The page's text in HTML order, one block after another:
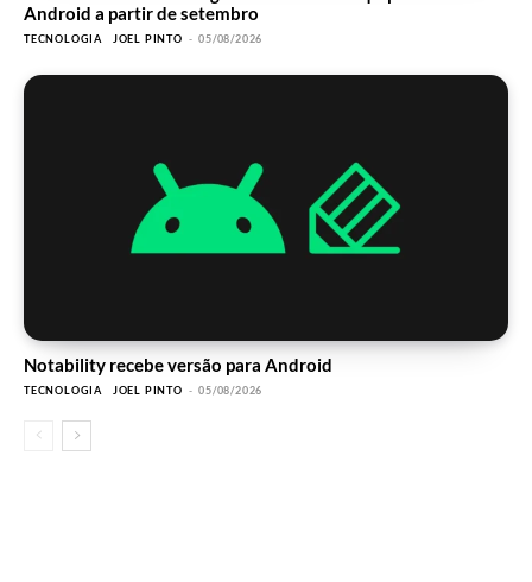
Android a partir de setembro
TECNOLOGIA JOEL PINTO - 05/08/2026
Notability recebe versão para Android
TECNOLOGIA JOEL PINTO - 05/08/2026